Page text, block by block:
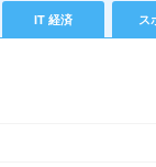
IT 経済 ス